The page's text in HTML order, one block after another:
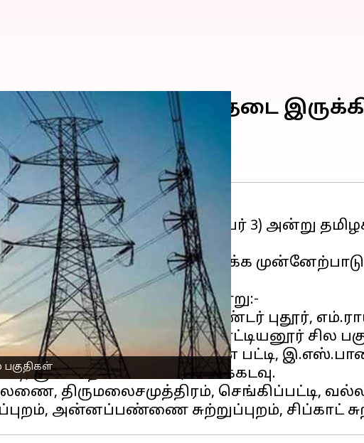
(செப்டம்பர் 3) மின்தடை
செவ்வாய்க் கிழமை (செப்டம்பர் 3) அன்று
வாரியம்அறிவித்துள்ளது.
பகுதிகளைச் சேர்ந்த மக்கள் தக்க
பொன்னேகவுண்டர் புதூர்,
பட்டி, சிகே பட்டி, எல்எம்என் பட்டி,